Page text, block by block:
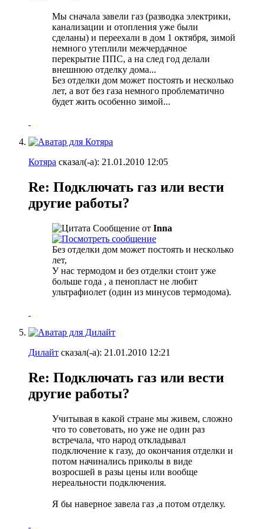
Мы сначала завели газ (разводка электрики,
канализации и отопления уже были
сделаны) и переехали в дом 1 октября, зимой
немного утеплили межчердачное
перекрытие ППС, а на след год делали
внешнюю отделку дома...
Без отделки дом может постоять и несколько
лет, а вот без газа немного проблематично
будет жить особенно зимой...
Котяра сказал(-а): 21.01.2010 12:05
Re: Подключать газ или вести
другие работы?
Сообщение от Inna
Без отделки дом может постоять и несколько
лет,
У нас термодом и без отделки стоит уже
больше года , а пенопласт не любит
ультрафиолет (один из минусов термодома).
Дилайт сказал(-а): 21.01.2010 12:21
Re: Подключать газ или вести
другие работы?
Учитывая в какой стране мы живем, сложно
что то советовать, но уже не один раз
встречала, что народ откладывал
подключение к газу, до окончания отделки и
потом начинались приколы в виде
возросшей в разы цены или вообще
нереальности подключения.
Я бы наверное завела газ ,а потом отделку.